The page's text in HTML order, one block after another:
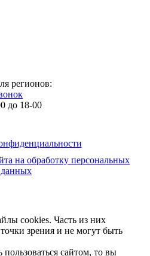
регионов:
до 18-00
на обработку персональных
данных
cookies. Часть из них
зрения и не могут быть
сайтом, то вы